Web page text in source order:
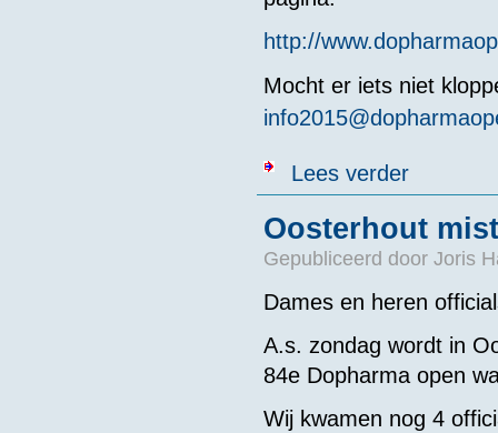
http://
Mochter iets niet
Lees verderover Concept
Oosterhout
Gepubliceerd door Joris
Dames en heren
A.s. zondag wordt in
84e Dopharma open
Wij kwamen nog 4